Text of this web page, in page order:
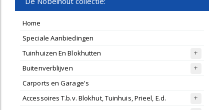
Home
Speciale Aanbiedingen
Tuinhuizen En Blokhutten
Buitenverblijven
Carports en Garage's
Accessoires T.b.v. Blokhut, Tuinhuis, Prieel, E.d.